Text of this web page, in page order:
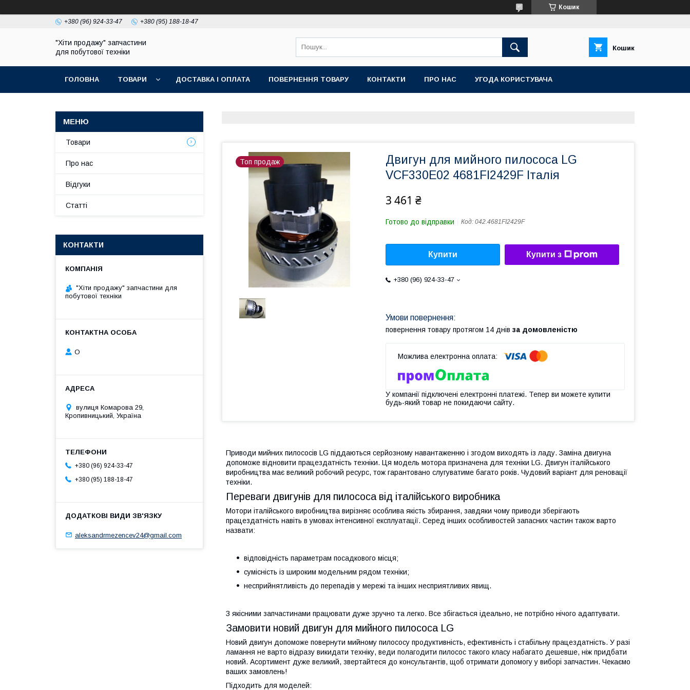
Кошик
+380 (96) 924-33-47 +380 (95) 188-18-47
"Хіти продажу" запчастини
для побутової техніки
Кошик
ГОЛОВНА ТОВАРИ ДОСТАВКА І ОПЛАТА ПОВЕРНЕННЯ ТОВАРУ КОНТАКТИ ПРО НАС УГОДА КОРИСТУВАЧА
Топ продаж
Двигун для мийного пилососа LG
VCF330E02 4681FI2429F Італія
3 461 ₴
Готово до відправки Код: 042.4681FI2429F
Купити Купити з
+380 (96) 924-33-47
повернення товару протягом 14 днів за домовленістю
У компанії підключені електронні платежі. Тепер ви можете купити
будь-який товар не покидаючи сайту.
Приводи мийних пилососів LG піддаються серйозному навантаженню і згодом виходять із ладу. Заміна двигуна
допоможе відновити працездатність техніки. Ця модель мотора призначена для техніки LG. Двигун італійського
виробництва має великий робочий ресурс, тож гарантовано слугуватиме багато років. Чудовий варіант для реновації
техніки.
Переваги двигунів для пилососа від італійського виробника
Мотори італійського виробництва вирізняє особлива якість збирання, завдяки чому приводи зберігають
працездатність навіть в умовах інтенсивної експлуатації. Серед інших особливостей запасних частин також варто
назвати:
відповідність параметрам посадкового місця;
сумісність із широким модельним рядом техніки;
несприйнятливість до перепадів у мережі та інших несприятливих явищ.
З якісними запчастинами працювати дуже зручно та легко. Все збігається ідеально, не потрібно нічого адаптувати.
Замовити новий двигун для мийного пилососа LG
Новий двигун допоможе повернути мийному пилососу продуктивність, ефективність і стабільну працездатність. У разі
ламання не варто відразу викидати техніку, веди полагодити пилосос такого класу набагато дешевше, ніж придбати
новий. Асортимент дуже великий, звертайтеся до консультантів, щоб отримати допомогу у виборі запчастин. Чекаємо
ваших замовлень!
Підходить для моделей:
Товари
Про нас
Відгуки
Статті
КОНТАКТИ
"Хіти продажу" запчастини для
побутової техніки
О
вулиця Комарова 29,
Кропивницький, Україна
+380 (96) 924-33-47
+380 (95) 188-18-47
aleksandrmezencev24@gmail.com